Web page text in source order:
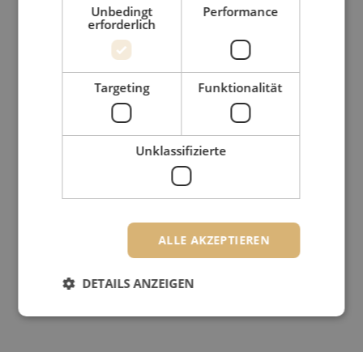
Unbedingt
erforderlich
Performance
Targeting Funktionalität
Unklassifizierte
ALLE AKZEPTIEREN
DETAILS ANZEIGEN